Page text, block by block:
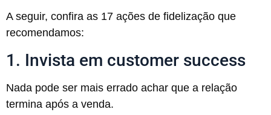
A seguir, confira as 17 ações de fidelização que
recomendamos:
1. Invista em customer success
Nada pode ser mais errado achar que a relação
termina após a venda.